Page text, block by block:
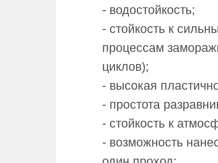
- водостойкость;
- стойкость к
процессам
циклов);
- высокая
- простота
- стойкость к
- возможность